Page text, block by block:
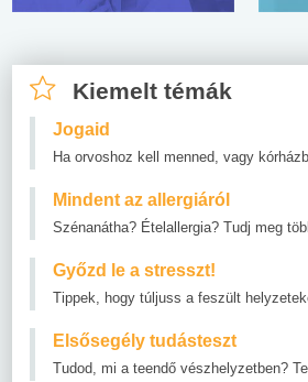
Kiemelt témák
Jogaid
Ha orvoshoz kell menned, vagy
Mindent az allergiáról
Szénanátha? Ételallergia? Tudj meg
Győzd le a stresszt!
Tippek, hogy túljuss a feszült
Elsősegély tudásteszt
Tudod, mi a teendő vészhelyzetben?